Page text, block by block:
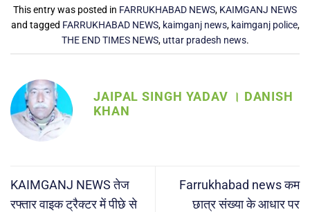
This entry was posted in FARRUKHABAD NEWS, KAIMGANJ NEWS
and tagged FARRUKHABAD NEWS, kaimganj news, kaimganj police,
THE END TIMES NEWS, uttar pradesh news.
JAIPAL SINGH YADAV । DANISH
KHAN
KAIMGANJ NEWS तेज
रफ्तार वाइक ट्रैक्टर में पीछे से
Farrukhabad news कम
छात्र संख्या के आधार पर